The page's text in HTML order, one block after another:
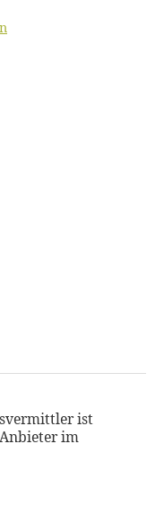
ist
im